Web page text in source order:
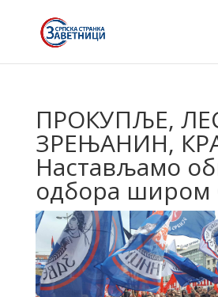
ПРОКУПЉЕ,
ЗРЕЊАНИН,
Настављамо
одбора широм